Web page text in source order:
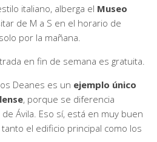
italiano, alberga el Museo
de M a S en el horario de
por la mañana.
en fin de semana es gratuita.
Deanes es un ejemplo único
, porque se diferencia
Ávila. Eso sí, está en muy buen
el edificio principal como los